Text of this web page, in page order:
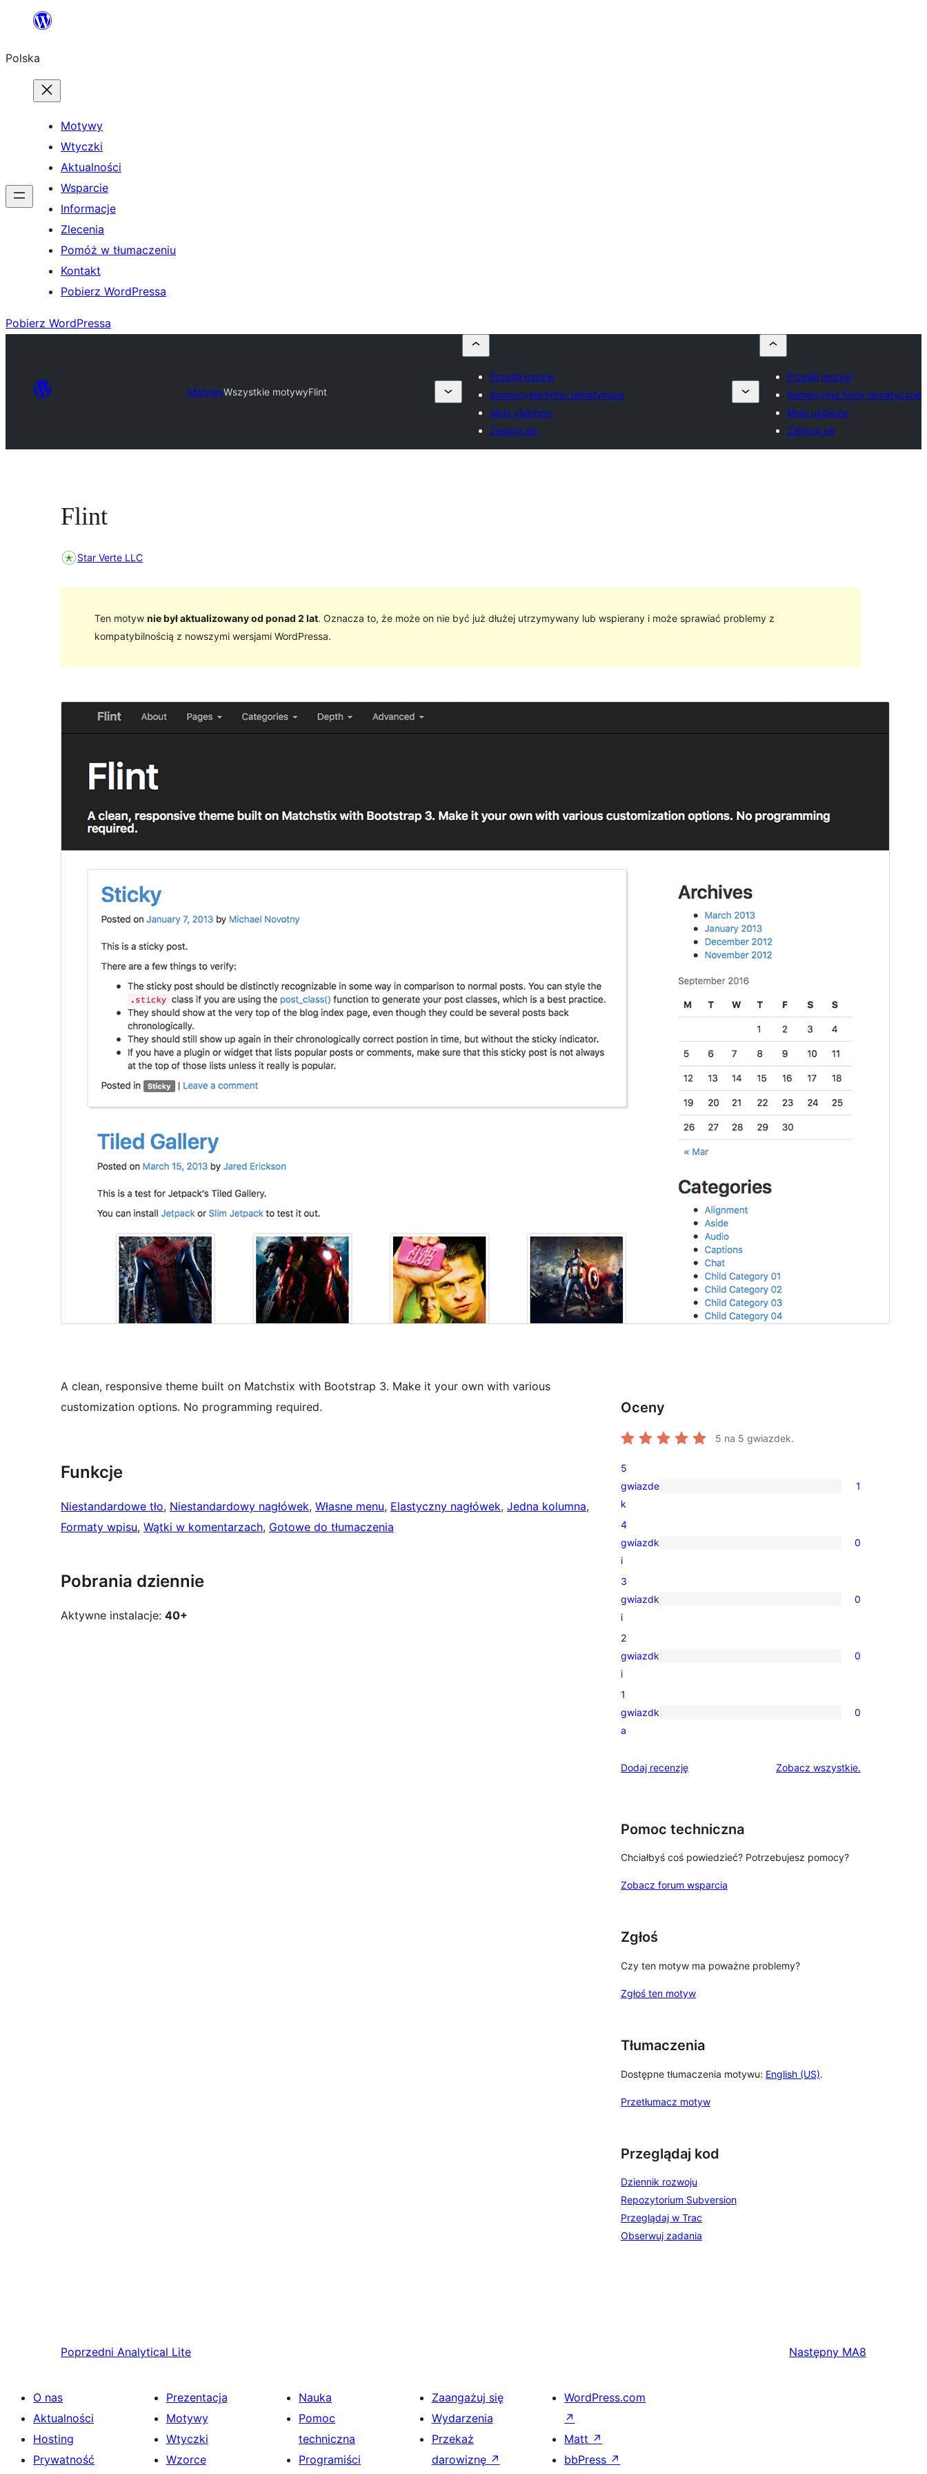
Przejdź
treści
Polska
Motywy
Wtyczki
Aktualności
Wsparcie
Informacje
Zlecenia
Pomóż w tłumaczeniu
Kontakt
Pobierz WordPressa
Pobierz WordPressa
MotywyWszystkie motywyFlint
Prześlij motyw
Komercyjne firmy tematyczne
Moje ulubione
Zaloguj się
Prześlij motyw
Komercyjne firmy tematyczne
Moje ulubione
Zaloguj się
Flint
Star Verte LLC
Ten motyw nie był aktualizowany od ponad 2 lat. Oznacza to, że może on nie być już dłużej utrzymywany lub wspierany i może sprawiać problemy z
kompatybilnością z nowszymi wersjami WordPressa.
A clean, responsive theme built on Matchstix with Bootstrap 3. Make it your own with various
customization options. No programming required.
Funkcje
Niestandardowe tło, Niestandardowy nagłówek, Własne menu, Elastyczny nagłówek, Jedna kolumna
Formaty wpisu, Wątki w komentarzach, Gotowe do tłumaczenia
Pobrania dziennie
Aktywne instalacje: 40+
Oceny
5 na 5 gwiazdek.
1
recenzja
5-
gwiazdkowa
5
gwiazde
k
1
0
recenzji
4-
gwiazdkowych
4
gwiazdk
i
0
0
recenzji
3-
gwiazdkowych
3
gwiazdk
i
0
0
recenzji
2-
gwiazdkowych
2
gwiazdk
i
0
0
recenzji
gwiazdkowych
1
gwiazdk
a
0
Dodaj recenzję Zobacz wszystkierecenzje
.
Pomoc techniczna
Chciałbyś coś powiedzieć? Potrzebujesz pomocy?
Zobacz forum wsparcia
Zgłoś
Czy ten motyw ma poważne problemy?
Zgłoś ten motyw
Tłumaczenia
Dostępne tłumaczenia motywu: English (US).
Przetłumacz motyw
Przeglądaj kod
Dziennik rozwoju
Repozytorium Subversion
Przeglądaj w Trac
Obserwuj zadania
Poprzedni Analytical Lite Następny MA8
O nas
Aktualności
Hosting
Prywatność
Prezentacja
Motywy
Wtyczki
Wzorce
Nauka
Pomoc
techniczna
Programiści
Zaangażuj się
Wydarzenia
Przekaż
darowiznę ↗
WordPress.com
↗
Matt ↗
bbPress ↗